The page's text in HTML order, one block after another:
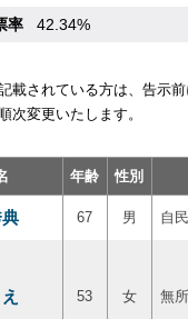
率 42.34%
載されている方は、告示
次変更いたします。
年齢 性別
67 男 自民
53 女 無